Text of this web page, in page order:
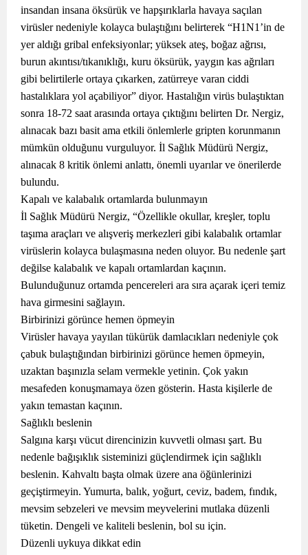
insandan insana öksürük ve hapşırıklarla havaya saçılan
virüsler nedeniyle kolayca bulaştığını belirterek “H1N1’in de
yer aldığı gribal enfeksiyonlar; yüksek ateş, boğaz ağrısı,
burun akıntısı/tıkanıklığı, kuru öksürük, yaygın kas ağrıları
gibi belirtilerle ortaya çıkarken, zatürreye varan ciddi
hastalıklara yol açabiliyor” diyor. Hastalığın virüs bulaştıktan
sonra 18-72 saat arasında ortaya çıktığını belirten Dr. Nergiz,
alınacak bazı basit ama etkili önlemlerle gripten korunmanın
mümkün olduğunu vurguluyor. İl Sağlık Müdürü Nergiz,
alınacak 8 kritik önlemi anlattı, önemli uyarılar ve önerilerde
bulundu.
Kapalı ve kalabalık ortamlarda bulunmayın
İl Sağlık Müdürü Nergiz, “Özellikle okullar, kreşler, toplu
taşıma araçları ve alışveriş merkezleri gibi kalabalık ortamlar
virüslerin kolayca bulaşmasına neden oluyor. Bu nedenle şart
değilse kalabalık ve kapalı ortamlardan kaçının.
Bulunduğunuz ortamda pencereleri ara sıra açarak içeri temiz
hava girmesini sağlayın.
Birbirinizi görünce hemen öpmeyin
Virüsler havaya yayılan tükürük damlacıkları nedeniyle çok
çabuk bulaştığından birbirinizi görünce hemen öpmeyin,
uzaktan başınızla selam vermekle yetinin. Çok yakın
mesafeden konuşmamaya özen gösterin. Hasta kişilerle de
yakın temastan kaçının.
Sağlıklı beslenin
Salgına karşı vücut direncinizin kuvvetli olması şart. Bu
nedenle bağışıklık sisteminizi güçlendirmek için sağlıklı
beslenin. Kahvaltı başta olmak üzere ana öğünlerinizi
geçiştirmeyin. Yumurta, balık, yoğurt, ceviz, badem, fındık,
mevsim sebzeleri ve mevsim meyvelerini mutlaka düzenli
tüketin. Dengeli ve kaliteli beslenin, bol su için.
Düzenli uykuya dikkat edin